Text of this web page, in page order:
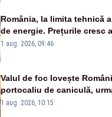
România, la limita tehnică
de energie. Prețurile cresc
Analiză Realitatea Plus
1 aug. 2026, 09:46
Valul de foc lovește
portocaliu de caniculă,
duminică. Temperaturile
1 aug. 2026, 10:15